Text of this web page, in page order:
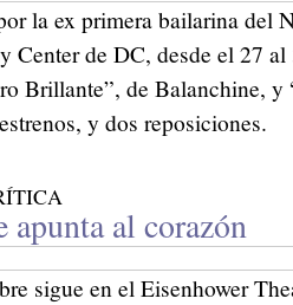
la ex primera bailarina del
Center de DC, desde el 27
Brillante”, de Balanchine, y
y dos reposiciones.
apunta al corazón
sigue en el Eisenhower